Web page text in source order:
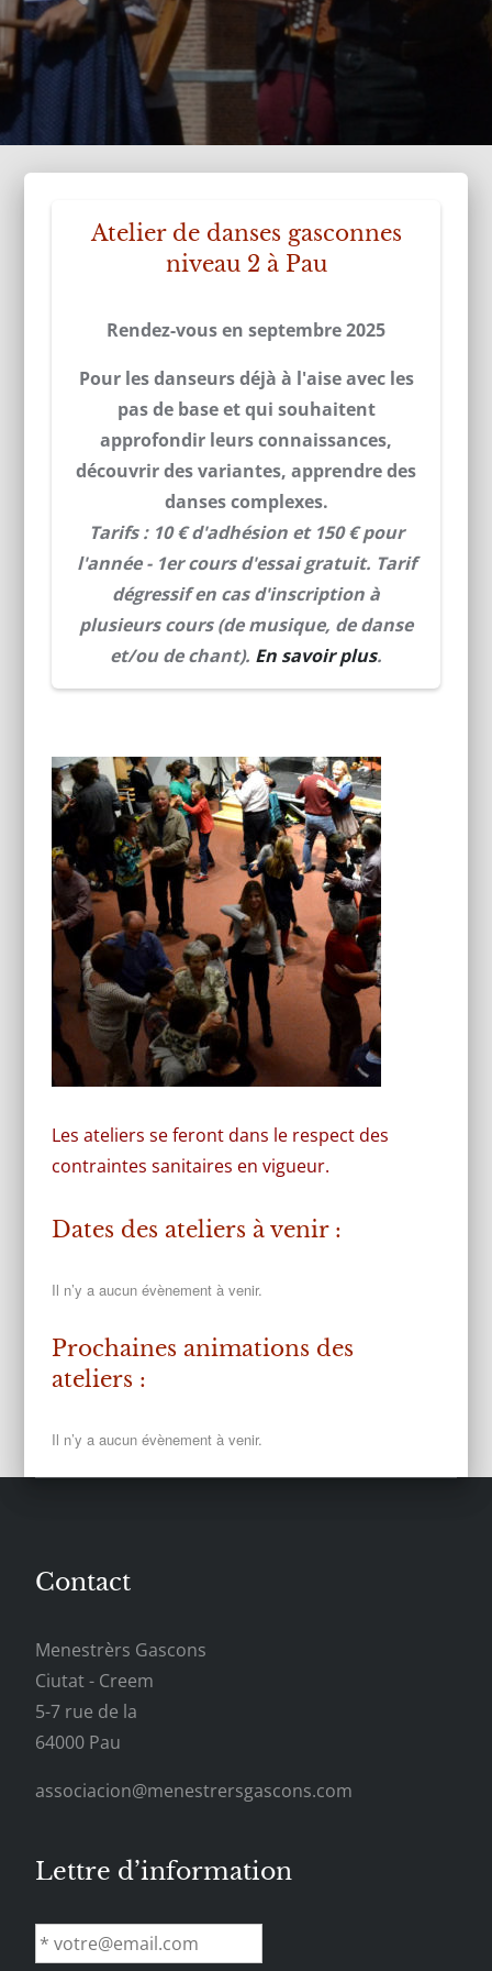
Atelier de danses gasconnes
niveau 2 à Pau
Rendez-vous en septembre 2025
Pour les danseurs déjà à l'aise avec les
pas de base et qui souhaitent
approfondir leurs connaissances,
découvrir des variantes, apprendre des
danses complexes.
Tarifs : 10 € d'adhésion et 150 € pour
l'année - 1er cours d'essai gratuit. Tarif
dégressif en cas d'inscription à
plusieurs cours (de musique, de danse
et/ou de chant). En savoir plus.
Les ateliers se feront dans le respect des
contraintes sanitaires en vigueur.
Dates des ateliers à venir :
Il n’y a aucun évènement à venir.
Prochaines animations des
ateliers :
Il n’y a aucun évènement à venir.
Contact
Menestrèrs Gascons
Ciutat - Creem
5-7 rue de la
64000 Pau
associacion@menestrersgascons.com
Lettre d’information